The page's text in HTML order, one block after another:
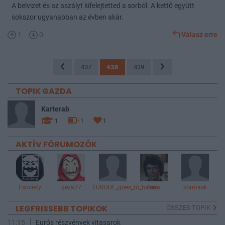
A belvizet és az aszályt kifelejtetted a sorból. A kettő együtt
sokszor ugyanabban az évben akár.
1 0 Válasz erre
437 438 439
TOPIK GAZDA
Karterab
1 1 1
AKTÍV FÓRUMOZÓK
Fsociety geza77 EURHUF_goes_to_haven
Boby ktamask
LEGFRISSEBB TOPIKOK ÖSSZES TOPIK
11:15 Eurós részvények vitasarok